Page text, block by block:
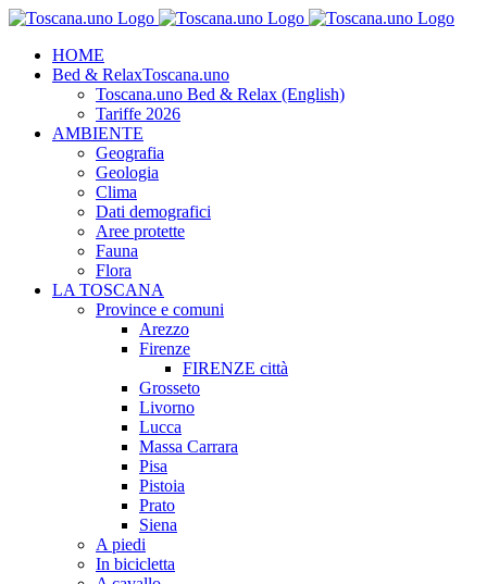
Salta
contenutoHOME
Bed & RelaxToscana.uno
Toscana.uno Bed & Relax (English)
Tariffe 2026
AMBIENTE
Geografia
Geologia
Clima
Dati demografici
Aree protette
Fauna
Flora
LA TOSCANA
Province e comuni
Arezzo
Firenze
FIRENZE città
Grosseto
Livorno
Lucca
Massa Carrara
Pisa
Pistoia
Prato
Siena
A piedi
In bicicletta